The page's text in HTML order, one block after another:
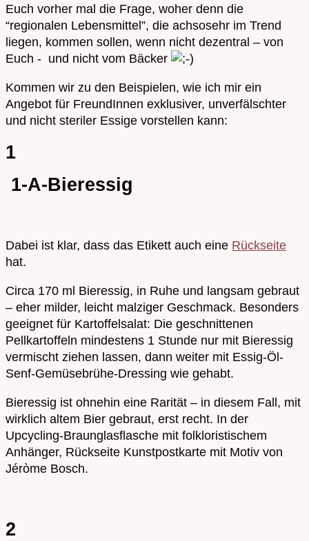
Euch vorher mal die Frage, woher denn die
“regionalen Lebensmittel”, die achsosehr im Trend
liegen, kommen sollen, wenn nicht dezentral – von
Euch - und nicht vom Bäcker
Kommen wir zu den Beispielen, wie ich mir ein
Angebot für FreundInnen exklusiver, unverfälschter
und nicht steriler Essige vorstellen kann:
1
1-A-Bieressig
Dabei ist klar, dass das Etikett auch eine Rückseite
hat.
Circa 170 ml Bieressig, in Ruhe und langsam gebraut
– eher milder, leicht malziger Geschmack. Besonders
geeignet für Kartoffelsalat: Die geschnittenen
Pellkartoffeln mindestens 1 Stunde nur mit Bieressig
vermischt ziehen lassen, dann weiter mit Essig-Öl-
Senf-Gemüsebrühe-Dressing wie gehabt.
Bieressig ist ohnehin eine Rarität – in diesem Fall, mit
wirklich altem Bier gebraut, erst recht. In der
Upcycling-Braunglasflasche mit folkloristischem
Anhänger, Rückseite Kunstpostkarte mit Motiv von
Jéròme Bosch.
2